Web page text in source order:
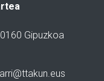
Gipuzkoa